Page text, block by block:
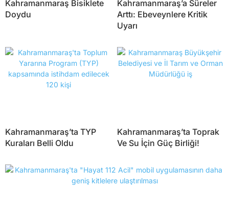
Kahramanmaraş Bisiklete
Doydu
Kahramanmaraş’a Süreler
Arttı: Ebeveynlere Kritik
Uyarı
Kahramanmaraş’ta TYP
Kuraları Belli Oldu
Kahramanmaraş’ta Toprak
Ve Su İçin Güç Birliği!